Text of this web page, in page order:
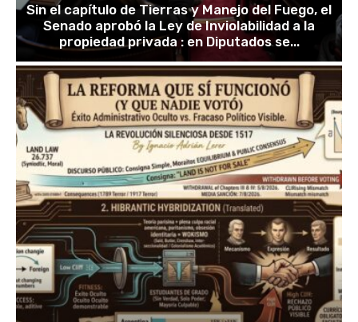
Sin el capítulo de Tierras y Manejo del Fuego, el
Senado aprobó la Ley de Inviolabilidad a la
propiedad privada : en Diputados se...